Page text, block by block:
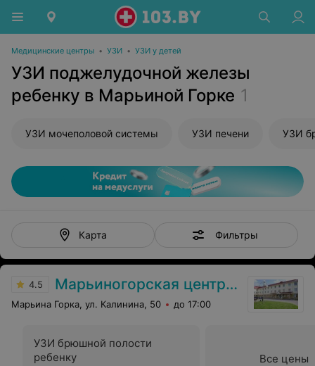
Медицинские центры • УЗИ • УЗИ у детей
УЗИ поджелудочной железы
ребенку в Марьиной Горке 1
УЗИ мочеполовой системы УЗИ печени УЗИ
Карта Фильтры
4.5 Марьиногорская центральная районная больница
Марьина Горка, ул. Калинина, 50 до 17:00
УЗИ брюшной полости
ребенку
Все цены